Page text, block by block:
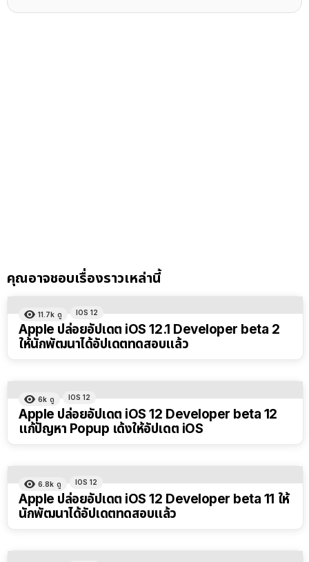
คุณอาจชอบเรื่องราวเหล่านี้
11.7k ดู IOS 12
Apple ปล่อยอัปเดต iOS 12.1 Developer beta 2
ให้นักพัฒนาได้อัปเดตทดสอบแล้ว
6k ดู IOS 12
Apple ปล่อยอัปเดต iOS 12 Developer beta 12
แก้ปัญหา Popup เด้งให้อัปเดต iOS
6.8k ดู IOS 12
Apple ปล่อยอัปเดต iOS 12 Developer beta 11 ให้
นักพัฒนาได้อัปเดตทดสอบแล้ว